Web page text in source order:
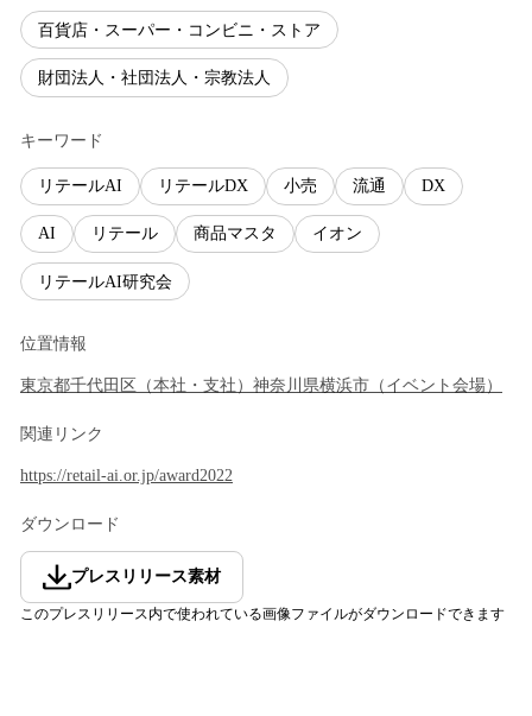
百貨店・スーパー・コンビニ・ストア
財団法人・社団法人・宗教法人
キーワード
リテールAI リテールDX 小売 流通 DX
AI リテール 商品マスタ イオン
リテールAI研究会
位置情報
東京都千代田区 （本社・支社 ） 神奈川県横浜市 （ イベント会場）
関連リンク
https://retail-ai.or.jp/award2022
ダウンロード
プレスリリース素材
このプレスリリース内で使われている画像ファイルがダウンロードできます